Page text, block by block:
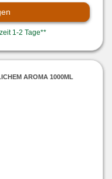
1-2 Tage**
AROMA 1000ML